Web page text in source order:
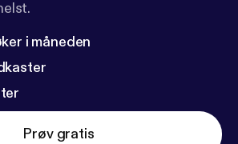
i måneden
Prøv gratis